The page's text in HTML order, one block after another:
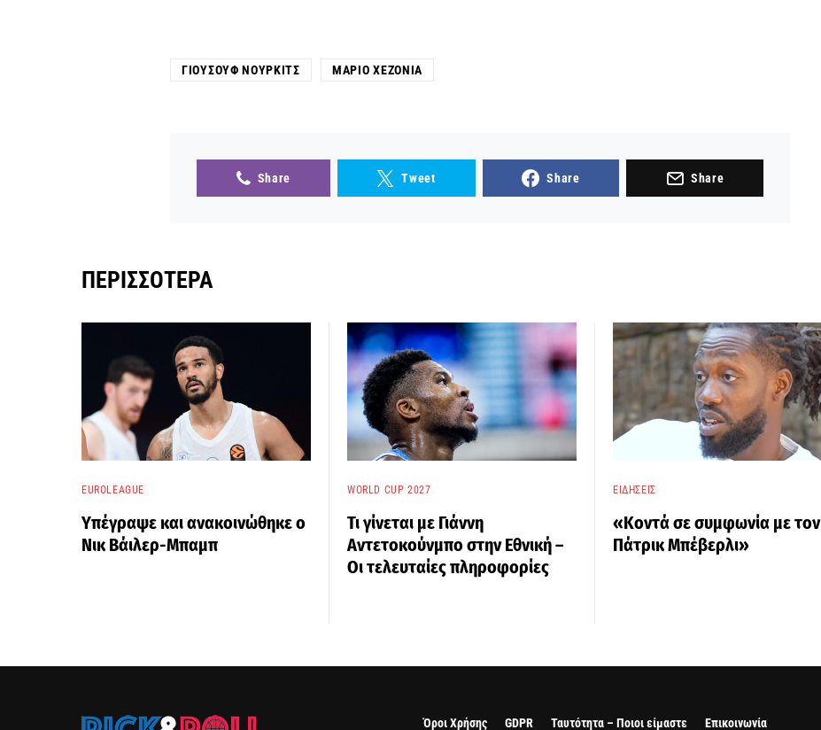
ΓΙΟΥΣΟΎΦ ΝΟΎΡΚΙΤΣ ΜΆΡΙΟ ΧΕΖΌΝΙΑ
Share Tweet Share Share
ΠΕΡΙΣΣΌΤΕΡΑ
EUROLEAGUE
Υπέγραψε και ανακοινώθηκε ο
Νικ Βάιλερ-Μπαμπ
WORLD CUP 2027
Τι γίνεται με Γιάννη
Αντετοκούνμπο στην Εθνική –
Οι τελευταίες πληροφορίες
ΕΙΔΉΣΕΙΣ
«Κοντά σε συμφωνία με τον
Πάτρικ Μπέβερλι»
Όροι Χρήσης GDPR Ταυτότητα – Ποιοι είμαστε Επικοινωνία